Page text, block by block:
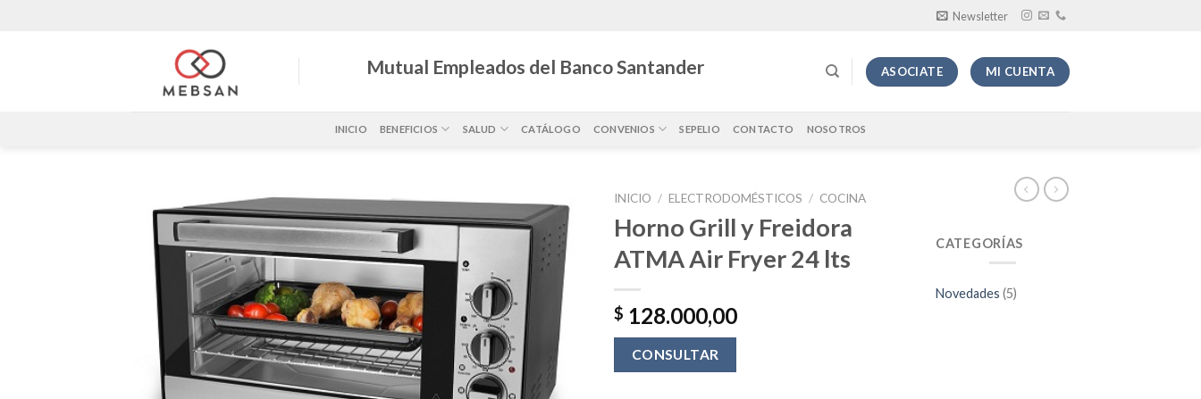
Newsletter
Mutual Empleados del Banco Santander ASOCIATE MI CUENTA
INICIO BENEFICIOS SALUD CATÁLOGO CONVENIOS SEPELIO CONTACTO NOSOTROS
INICIO / ELECTRODOMÉSTICOS / COCINA
Horno Grill y Freidora
ATMA Air Fryer 24 lts
$ 128.000,00
CONSULTAR
CATEGORÍAS
Novedades (5)